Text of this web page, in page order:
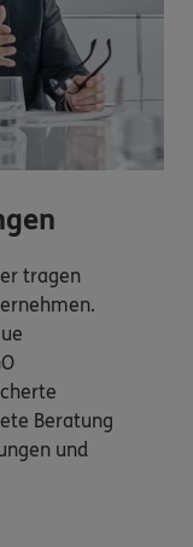
tragen
Beratung
und